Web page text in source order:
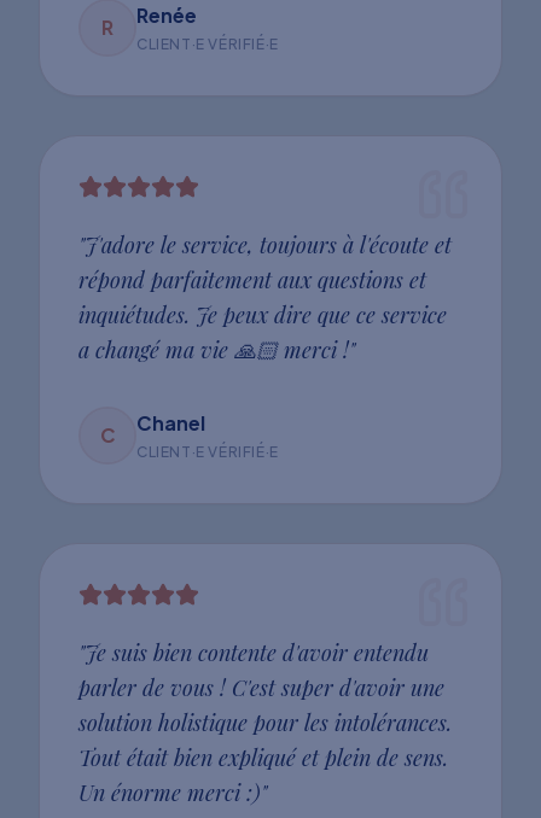
R Renée
CLIENT·E VÉRIFIÉ·E
"J'adore le service, toujours à l'écoute et
répond parfaitement aux questions et
inquiétudes. Je peux dire que ce service
a changé ma vie 🙏🏻 merci !"
C Chanel
CLIENT·E VÉRIFIÉ·E
"Je suis bien contente d'avoir entendu
parler de vous ! C'est super d'avoir une
solution holistique pour les intolérances.
Tout était bien expliqué et plein de sens.
Un énorme merci :)"